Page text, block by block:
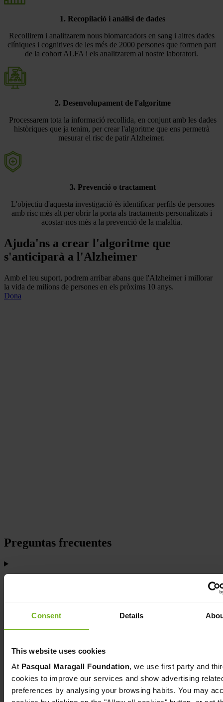
Consent Details
This website uses cookies
At Pasqual Maragall Foundation, we use first party and
cookies to improve our services and show advertising
preferences by analysing your browsing habits. You may
1. Recopilació i anàlisi de dades
Recollirem i analitzarem nous biomarcadors en sang i altres dades
clíniques i cognitives de les més de 2000 persones que formen part
de la cohort ALFA i els analitzarem al nostre laboratori.
2. Desenvolupament de l'algoritme
Processarem tota la informació recollida, en conjunt amb les dades
històriques que ja tenim, per crear l'algoritme que ens permetrà
mesurar el risc de patir Alzheimer.
3. Prevenció o tractament
L'objectiu d'aquesta investigació és identificar perfils de persones
amb risc més alt per obrir la porta als tractaments personalitzats i
acostar-nos més a la prevenció de la malaltia.
Ajuda'ns a crear l'algoritme que
s'anticiparà a l'Alzheimer
Amb el teu suport, podrem arribar abans que l'Alzheimer i millorar
la vida de milions de persones en els pròxims 10 anys.
Dona
Preguntas frecuentes
Què és un algoritme?
Què representa aquest estudi per a la investigació de